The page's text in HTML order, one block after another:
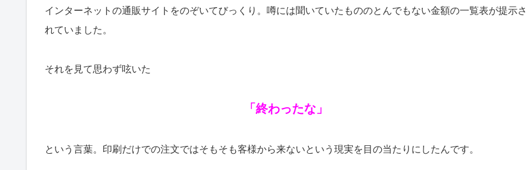
インターネットの通販サイトをのぞいてびっくり。噂には聞いていたもののとんでもない金額の一覧表が提示さ
れていました。
それを見て思わず呟いた
「終わったな」
という言葉。印刷だけでの注文ではそもそも客様から来ないという現実を目の当たりにしたんです。